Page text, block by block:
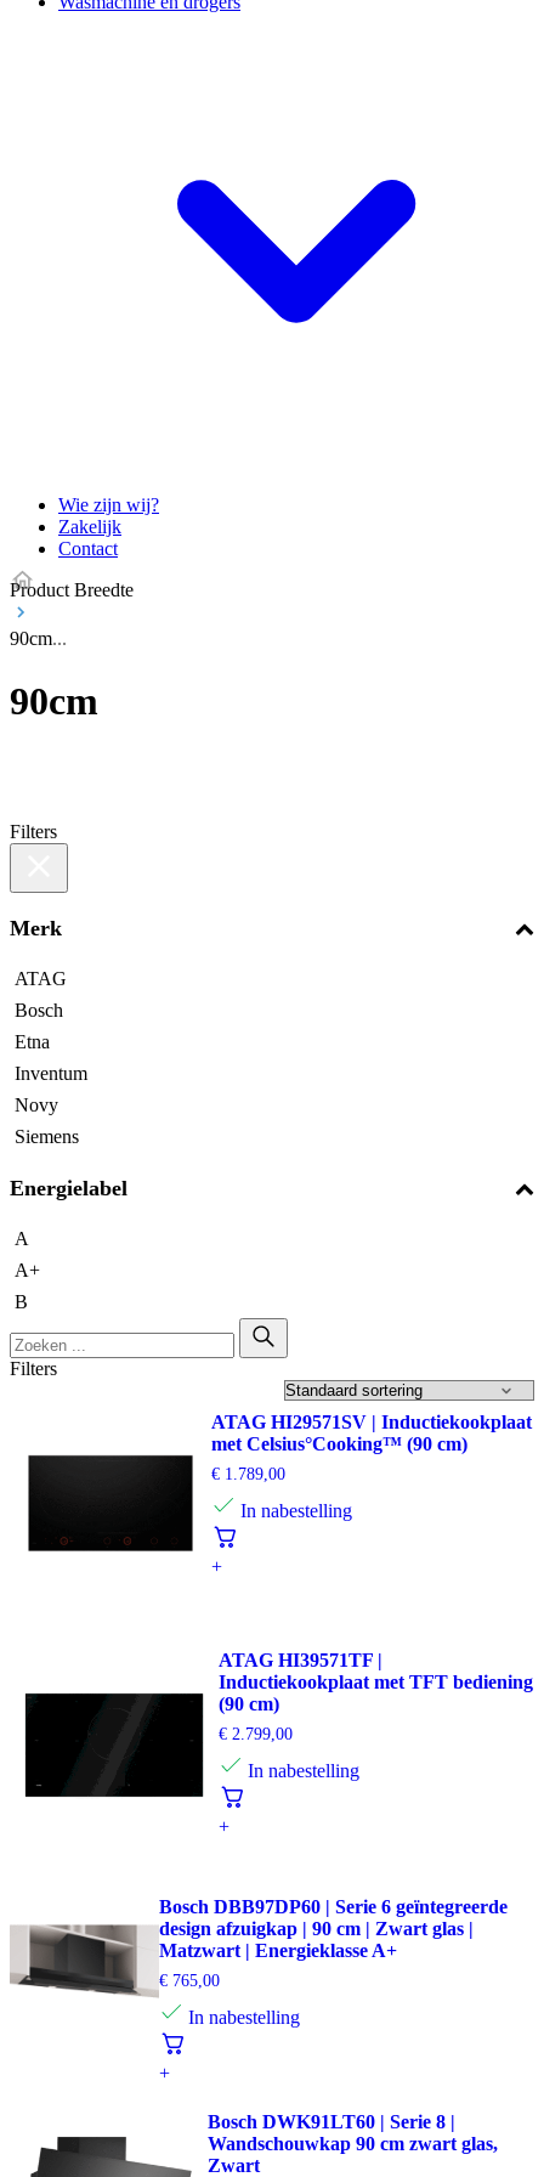
Wie zijn wij?
Zakelijk
Contact
Product Breedte
90cm
90cm
Filters
Merk
ATAG
Bosch
Etna
Inventum
Novy
Siemens
Energielabel
A
A+
B
Filters
ATAG HI29571SV | Inductiekookplaat
met Celsius°Cooking™ (90 cm)
€ 1.789,00
In nabestelling
+
ATAG HI39571TF |
Inductiekookplaat met TFT bediening
(90 cm)
€ 2.799,00
In nabestelling
+
Bosch DBB97DP60 | Serie 6 geïntegreerde
design afzuigkap | 90 cm | Zwart glas |
Matzwart | Energieklasse A+
€ 765,00
In nabestelling
+
Bosch DWK91LT60 | Serie 8 |
Wandschouwkap 90 cm zwart glas,
Zwart